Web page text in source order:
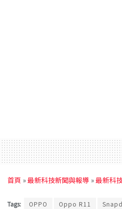
首頁 »最新科技新聞與報導 »最新科
Tags: OPPO Oppo R11